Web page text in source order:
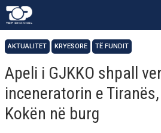
AKTUALITET KRYESORE TË FUNDIT
Apeli i GJKKO shpall
inceneratorin e
Kokën në burg